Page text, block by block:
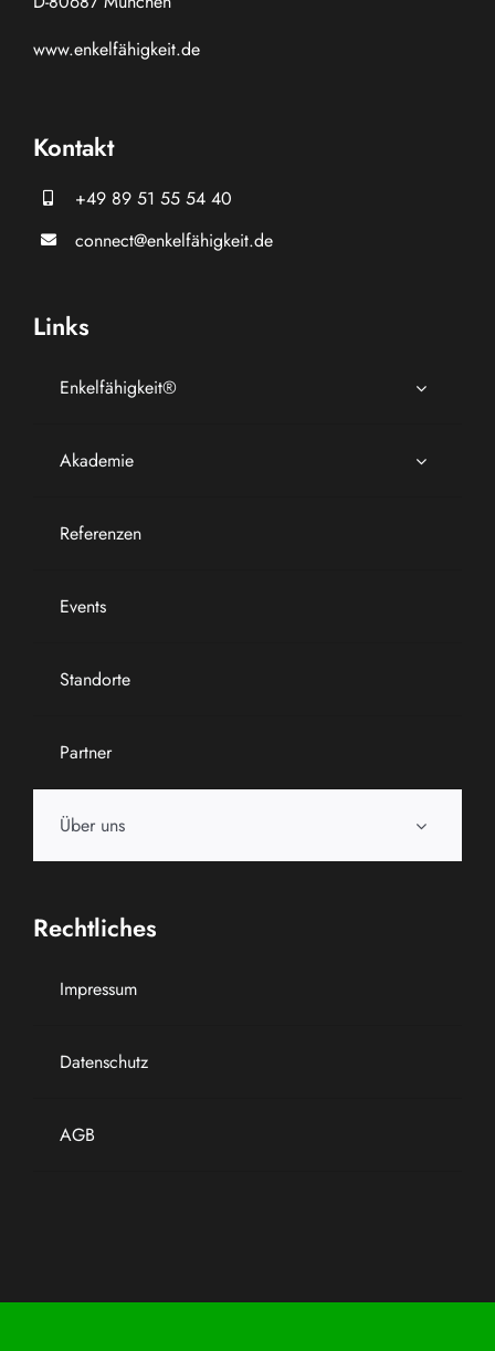
www.enkelfähigkeit.de
Kontakt
+49 89 51 55 54 40
connect@enkelfähigkeit.de
Links
Enkelfähigkeit®
Akademie
Referenzen
Events
Standorte
Partner
Über uns
Rechtliches
Impressum
Datenschutz
AGB